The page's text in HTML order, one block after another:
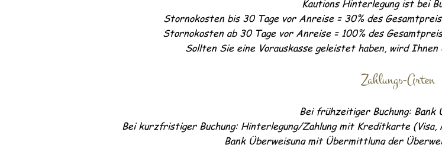
Kautions Hinterlegung ist bei
Stornokosten bis 30 Tage vor Anreise = 30% des
Stornokosten ab 30 Tage vor Anreise = 100% des
Sollten Sie eine Vorauskasse geleistet haben, wird
Zahlungs-Arten
Bei frühzeitiger Buchung: Bank
Bei kurzfristiger Buchung: Hinterlegung/Zahlung mit Kreditkarte (Visa,
Bank Überweisung mit Übermittlung der